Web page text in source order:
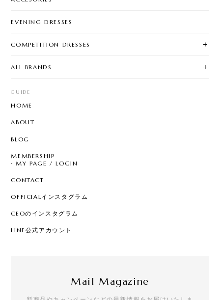
EVENING DRESSES
COMPETITION DRESSES
ALL BRANDS
GUIDE
HOME
ABOUT
BLOG
MEMBERSHIP
MY PAGE / LOGIN
CONTACT
OFFICIALインスタグラム
CEOのインスタグラム
LINE公式アカウント
Mail Magazine